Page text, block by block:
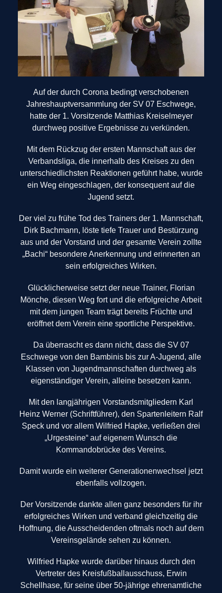
Auf der durch Corona bedingt verschobenen
Jahreshauptversammlung der SV 07 Eschwege,
hatte der 1. Vorsitzende Matthias Kreiselmeyer
durchweg positive Ergebnisse zu verkünden.
Mit dem Rückzug der ersten Mannschaft aus der
Verbandsliga, die innerhalb des Kreises zu den
unterschiedlichsten Reaktionen geführt habe, wurde
ein Weg eingeschlagen, der konsequent auf die
Jugend setzt.
Der viel zu frühe Tod des Trainers der 1. Mannschaft,
Dirk Bachmann, löste tiefe Trauer und Bestürzung
aus und der Vorstand und der gesamte Verein zollte
„Bachi“ besondere Anerkennung und erinnerten an
sein erfolgreiches Wirken.
Glücklicherweise setzt der neue Trainer, Florian
Mönche, diesen Weg fort und die erfolgreiche Arbeit
mit dem jungen Team trägt bereits Früchte und
eröffnet dem Verein eine sportliche Perspektive.
Da überrascht es dann nicht, dass die SV 07
Eschwege von den Bambinis bis zur A-Jugend, alle
Klassen von Jugendmannschaften durchweg als
eigenständiger Verein, alleine besetzen kann.
Mit den langjährigen Vorstandsmitgliedern Karl
Heinz Werner (Schriftführer), den Spartenleitern Ralf
Speck und vor allem Wilfried Hapke, verließen drei
„Urgesteine“ auf eigenem Wunsch die
Kommandobrücke des Vereins.
Damit wurde ein weiterer Generationenwechsel jetzt
ebenfalls vollzogen.‎
Der Vorsitzende dankte allen ganz besonders für ihr
erfolgreiches Wirken und verband gleichzeitig die
Hoffnung, die Ausscheidenden oftmals noch auf dem
Vereinsgelände sehen zu können.
Wilfried Hapke wurde darüber hinaus durch den
Vertreter des Kreisfußballausschuss, Erwin
Schellhase, für seine über 50-jährige ehrenamtliche